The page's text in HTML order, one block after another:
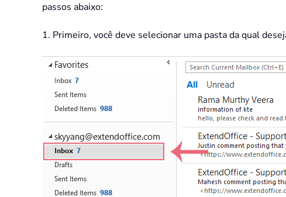
passos abaixo:
1. Primeiro, você deve selecionar uma pasta da qual